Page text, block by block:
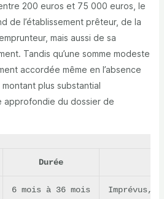
200 euros et 75 000 euros, le
de l’établissement prêteur, de la
mais aussi de sa
Tandis qu’une somme modeste
accordée même en l’absence
plus substantial
approfondie du dossier de
Durée
6 mois à 36 mois Imprévus,